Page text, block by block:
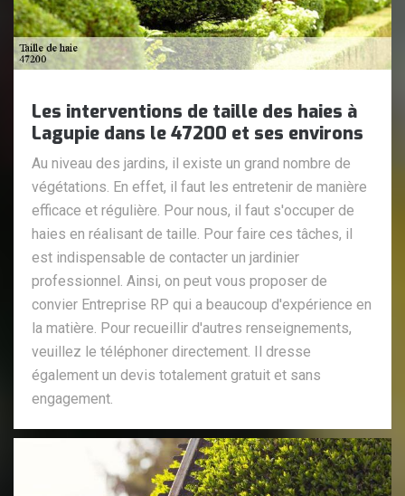
Les interventions de taille des haies à
Lagupie dans le 47200 et ses environs
Au niveau des jardins, il existe un grand nombre de
végétations. En effet, il faut les entretenir de manière
efficace et régulière. Pour nous, il faut s'occuper de
haies en réalisant de taille. Pour faire ces tâches, il
est indispensable de contacter un jardinier
professionnel. Ainsi, on peut vous proposer de
convier Entreprise RP qui a beaucoup d'expérience en
la matière. Pour recueillir d'autres renseignements,
veuillez le téléphoner directement. Il dresse
également un devis totalement gratuit et sans
engagement.